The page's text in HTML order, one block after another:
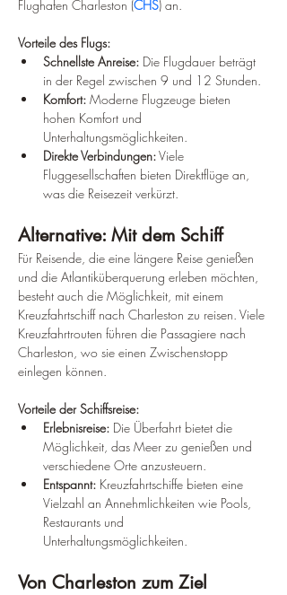
Flughafen Charleston (CHS) an.
Vorteile des Flugs:
Schnellste Anreise: Die Flugdauer beträgt
in der Regel zwischen 9 und 12 Stunden.
Komfort: Moderne Flugzeuge bieten
hohen Komfort und
Unterhaltungsmöglichkeiten.
Direkte Verbindungen: Viele
Fluggesellschaften bieten Direktflüge an,
was die Reisezeit verkürzt.
Alternative: Mit dem Schiff
Für Reisende, die eine längere Reise genießen
und die Atlantiküberquerung erleben möchten,
besteht auch die Möglichkeit, mit einem
Kreuzfahrtschiff nach Charleston zu reisen. Viele
Kreuzfahrtrouten führen die Passagiere nach
Charleston, wo sie einen Zwischenstopp
einlegen können.
Vorteile der Schiffsreise:
Erlebnisreise: Die Überfahrt bietet die
Möglichkeit, das Meer zu genießen und
verschiedene Orte anzusteuern.
Entspannt: Kreuzfahrtschiffe bieten eine
Vielzahl an Annehmlichkeiten wie Pools,
Restaurants und
Unterhaltungsmöglichkeiten.
Von Charleston zum Ziel